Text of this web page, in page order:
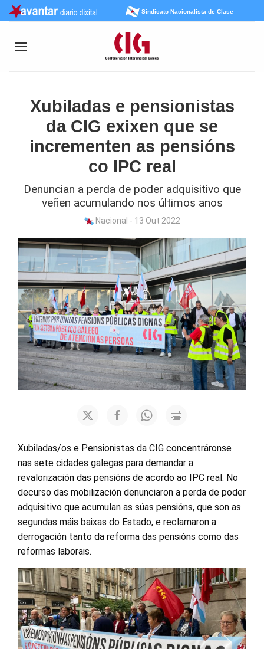
Sindicato Nacionalista de Clase
Xubiladas e pensionistas
da CIG exixen que se
incrementen as pensións
co IPC real
Denuncian a perda de poder adquisitivo que
veñen acumulando nos últimos anos
Nacional - 13 Out 2022
Xubiladas/os e Pensionistas da CIG concentráronse
nas sete cidades galegas para demandar a
revalorización das pensións de acordo ao IPC real. No
decurso das mobilización denunciaron a perda de poder
adquisitivo que acumulan as súas pensións, que son as
segundas máis baixas do Estado, e reclamaron a
derrogación tanto da reforma das pensións como das
reformas laborais.